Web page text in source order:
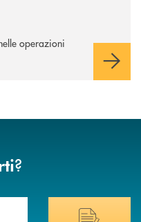
operazioni
?
di assistenza immediata?
Hai bisogno di